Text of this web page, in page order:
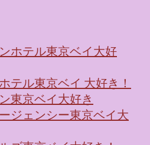
ホテル東京ベイ大好
テル東京ベイ 大好き！
東京ベイ大好き
ジェンシー東京ベイ大